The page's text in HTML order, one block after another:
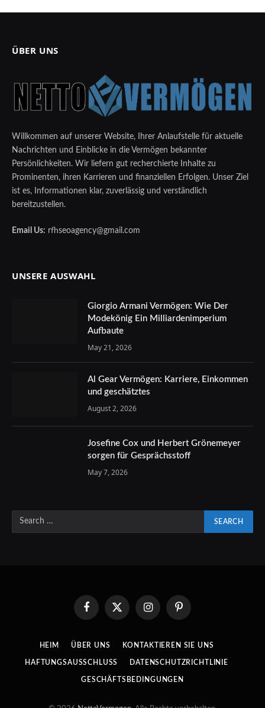
ÜBER UNS
Willkommen auf unserer Website, Ihrer Anlaufstelle für aktuelle
Nachrichten und Einblicke in die Vermögen bekannter
Persönlichkeiten. Wir liefern gut recherchierte Inhalte zu
Prominenten, ihren Karrieren und finanziellen Erfolgen. Unser Ziel
ist es, Informationen klar, zuverlässig und verständlich
bereitzustellen.
Email Us: rfhseoagency@gmail.com
UNSERE AUSWAHL
Giorgio Armani Vermögen: Wie Der
Modekönig Ein Milliardenimperium
Aufbaute
May 21, 2026
Al Gear Vermögen: Karriere, Einkommen
und geschätztes
August 2, 2026
Josefine Cox und Herbert Grönemeyer
sorgen für Gesprächsstoff
May 7, 2026
FacebookX
InstagramPinterest
HEIM ÜBER UNS KONTAKTIEREN SIE UNS
HAFTUNGSAUSSCHLUSS DATENSCHUTZRICHTLINIE
GESCHÄFTSBEDINGUNGEN